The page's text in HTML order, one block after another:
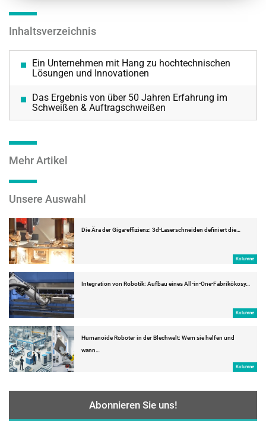
Inhaltsverzeichnis
Ein Unternehmen mit Hang zu hochtechnischen
Lösungen und Innovationen
Das Ergebnis von über 50 Jahren Erfahrung im
Schweißen & Auftragschweißen
Mehr Artikel
Unsere Auswahl
Die Ära der Giga-effizienz: 3d-Laserschneiden definiert die…
Kolumne
Integration von Robotik: Aufbau eines All-in-One-Fabrikökosy…
Kolumne
Humanoide Roboter in der Blechwelt: Wem sie helfen und
wann…
Kolumne
Abonnieren Sie uns!